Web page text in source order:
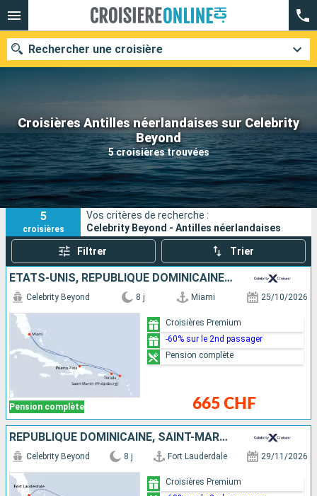
Croisières Antilles néerlandaises sur Celebrity
Beyond
5 croisières trouvées
Rechercher une croisière
Nos destinations
Mois de départ
Ports Compagnies
Rechercher
5
croisières
Vos critères de recherche :
Celebrity Beyond - Antilles néerlandaises
Filtrer Trier
ÉTATS-UNIS, RÉPUBLIQUE DOMINICAINE, TORTOLA, SAINT-MARTIN
Pension complète
Celebrity Beyond 8 j Miami 25/10/2026
665 CHF
Croisières Premium
-60% sur le 2nd passager
Pension complète
RÉPUBLIQUE DOMINICAINE, SAINT-MARTIN, ÉTATS-UNIS
Celebrity Beyond 8 j Fort Lauderdale 29/11/2026
Croisières Premium